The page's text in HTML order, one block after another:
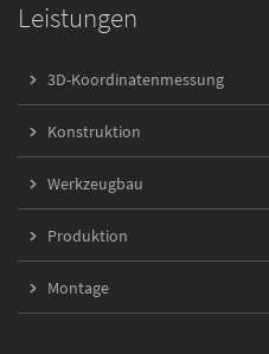
Leistungen
3D-Koordinatenmessung
Konstruktion
Werkzeugbau
Produktion
Montage